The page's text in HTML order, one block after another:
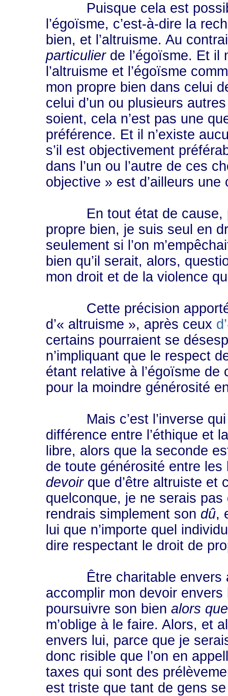
Puisque cela est
l’égoïsme, c’est-à-dire la
bien, et l’altruisme. Au
particulier de l’égoïsme. Et il
l’altruisme et l’égoïsme
mon propre bien dans celui
celui d’un ou plusieurs
soient, cela n’est pas une
préférence. Et il n’existe
s’il est objectivement
dans l’un ou l’autre de ces
objective » est d’ailleurs
En tout état de cause,
propre bien, je suis seul en
seulement si l’on
bien qu’il serait, alors,
mon droit et de la violence
Cette précision apportée
d’« altruisme », après ceux
certains pourraient se
n’impliquant que le respect
étant relative à l’égoïsme
pour la moindre générosité
Mais c’est l’inverse qui
différence entre l’éthique et
libre, alors que la seconde
de toute générosité entre les
devoirque d’être altruiste et
quelconque, je ne serais
rendrais simplement son dû,
lui que n’importe quel
dire respectant le droit de
Être charitable envers
accomplir mon devoir
poursuivre son bien alors
m’oblige à le faire. Alors, et
envers lui, parce que je
donc risible que l’on en
taxes qui sont des
est triste que tant de gens